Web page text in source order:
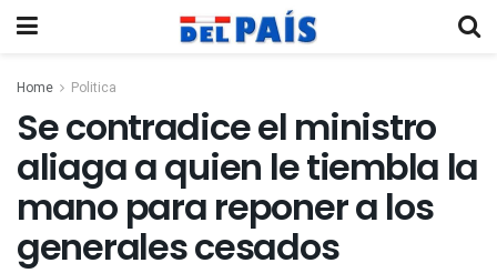
Home Politica
Se contradice el ministro
aliaga a quien le tiembla la
mano para reponer a los
generales cesados